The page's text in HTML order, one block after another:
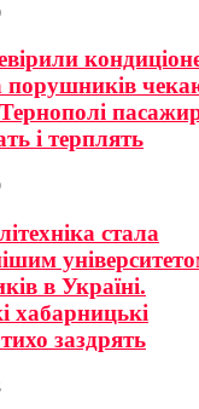
порушників
і терплять
стала
в Україні.
хабарницькі
заздрять